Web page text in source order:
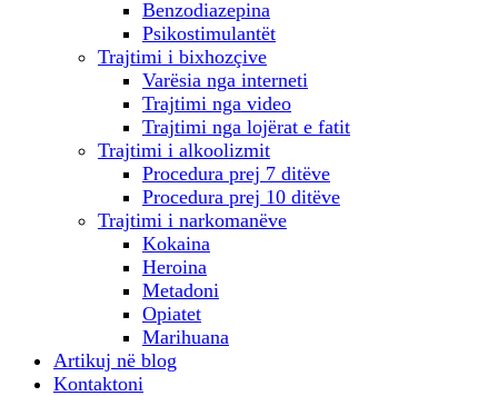
Benzodiazepina
Psikostimulantët
Trajtimi i bixhozçive
Varësia nga interneti
Trajtimi nga video
Trajtimi nga lojërat e fatit
Trajtimi i alkoolizmit
Procedura prej 7 ditëve
Procedura prej 10 ditëve
Trajtimi i narkomanëve
Kokaina
Heroina
Metadoni
Opiatet
Marihuana
Artikuj në blog
Kontaktoni